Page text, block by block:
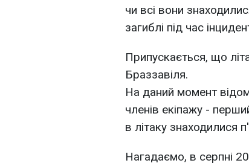
чи всі вони
загиблі під час
Припускається, що
Браззавіля.
На даний момент
членів екіпажу -
в літаку знаходилися
Нагадаємо, в серпні